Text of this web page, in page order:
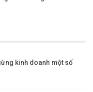
kinh doanh một số